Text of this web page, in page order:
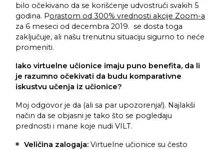
bilo očekivano da se korišćenje udvostruči svakih 5
godina. Porastom od 300% vrednosti akcije Zoom-a
za 6 meseci od decembra 2019. se dosta toga
zaključuje, ali našu trenutnu situaciju sigurno to neće
promeniti.
Iako virtuelne učionice imaju puno benefita, da li
je razumno očekivati da budu komparativne
iskustvu učenja iz učionice?
Moj odgovor je da (ali sa par upozorenja!). Najlakši
način da se objasni je tako što se pogledaju
prednosti i mane koje nudi VILT.
Veličina zalogaja: Virtuelne učionice su često